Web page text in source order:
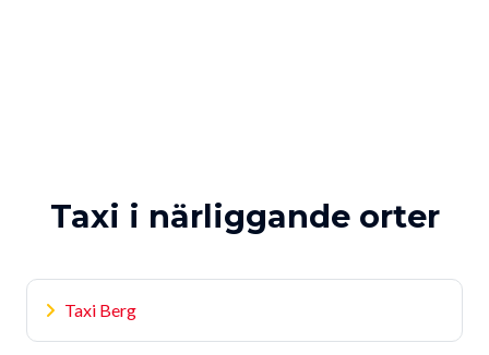
Taxi i närliggande orter
Taxi Berg